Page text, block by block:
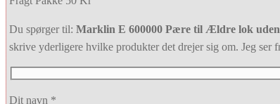
Du spørger til: Marklin E 600000 Pære til Ældre lok
skrive yderligere hvilke produkter det drejer sig om. Jeg ser
Dit navn *